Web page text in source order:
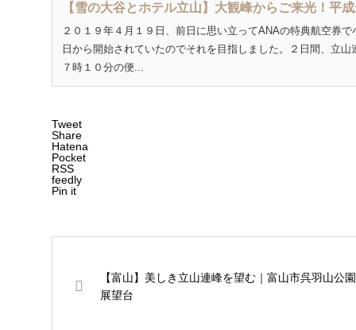
【雪の大谷とホテル立山】大観峰からご来光！平
２０１９年４月１９日、前日に思い立ってANAの特典航空券
日から開始されていたのでそれを目指しました。２日間、立
７時１０分の便...
Tweet
Share
Hatena
Pocket
RSS
feedly
Pin it
【富山】美しき立山連峰を望む｜富山市呉羽山公園
展望台